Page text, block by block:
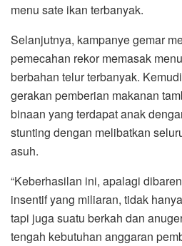
menu sate ikan terbanyak.
Selanjutnya, kampanye gemar
pemecahan rekor memasak
berbahan telur terbanyak.
gerakan pemberian makanan
binaan yang terdapat anak
stunting dengan melibatkan
asuh.
“Keberhasilan ini, apalagi
insentif yang miliaran, tidak
tapi juga suatu berkah dan
tengah kebutuhan anggaran